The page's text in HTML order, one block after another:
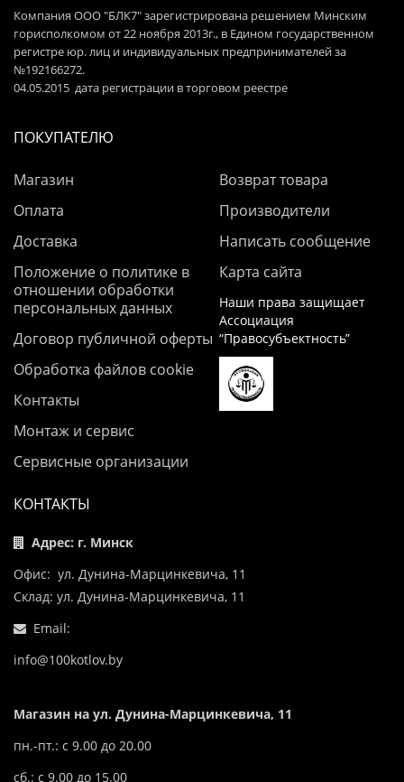
Компания ООО "БЛК7" зарегистрирована решением Минским
горисполкомом от 22 ноября 2013г., в Едином государственном
регистре юр. лиц и индивидуальных предпринимателей за
№192166272.
04.05.2015 дата регистрации в торговом реестре
ПОКУПАТЕЛЮ
Магазин
Оплата
Доставка
Положение о политике в
отношении обработки
персональных данных
Договор публичной оферты
Обработка файлов cookie
Контакты
Монтаж и сервис
Сервисные организации
Возврат товара
Производители
Написать сообщение
Карта сайта
Наши права защищает
Ассоциация
“Правосубъектность”
КОНТАКТЫ
Адрес: г. Минск
Офис: ул. Дунина-Марцинкевича, 11
Склад: ул. Дунина-Марцинкевича, 11
Email:
info@100kotlov.by
Магазин на ул. Дунина-Марцинкевича, 11
пн.-пт.: с 9.00 до 20.00
сб.: с 9.00 до 15.00